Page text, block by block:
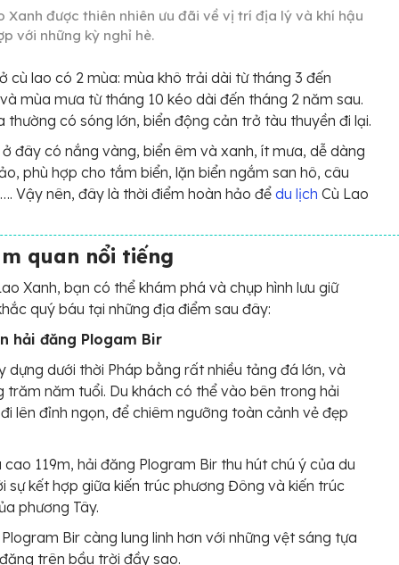
Xanh được thiên nhiên ưu đãi về vị trí địa lý và khí hậu
với những kỳ nghỉ hè.
cù lao có 2 mùa: mùa khô trải dài từ tháng 3 đến
mùa mưa từ tháng 10 kéo dài đến tháng 2 năm sau.
thường có sóng lớn, biển động cản trở tàu thuyền đi lại.
đây có nắng vàng, biển êm và xanh, ít mưa, dễ dàng
phù hợp cho tắm biển, lặn biển ngắm san hô, câu
Vậy nên, đây là thời điểm hoàn hảo đểdu lịch Cù Lao
quan nổi tiếng
Xanh, bạn có thể khám phá và chụp hình lưu giữ
quý báu tại những địa điểm sau đây:
hải đăng Plogam Bir
dựng dưới thời Pháp bằng rất nhiều tảng đá lớn, và
trăm năm tuổi. Du khách có thể vào bên trong hải
lên đỉnh ngọn, để chiêm ngưỡng toàn cảnh vẻ đẹp
cao 119m, hải đăng Plogram Bir thu hút chú ý của du
sự kết hợp giữa kiến trúc phương Đông và kiến trúc
phương Tây.
Bir càng lung linh hơn với những vệt sáng tựa
trên bầu trời đầy sao.